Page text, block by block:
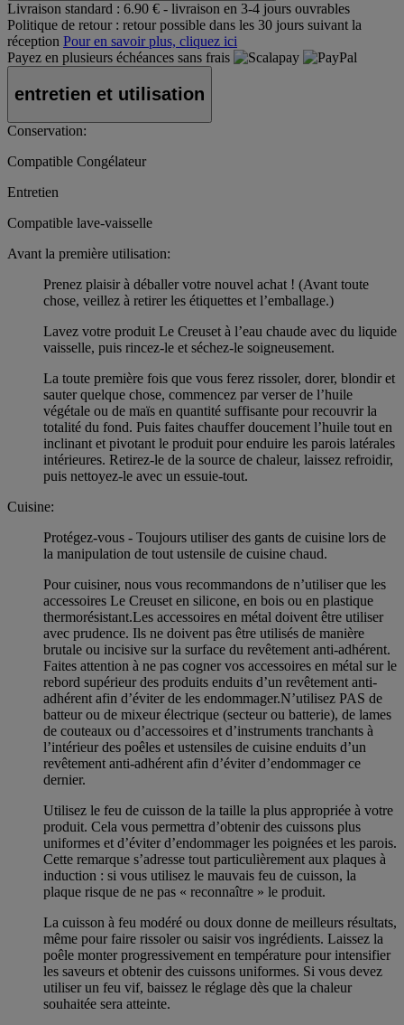
Livraison standard : 6.90 € - livraison en 3-4 jours ouvrables
Politique de retour : retour possible dans les 30 jours suivant la
réception Pour en savoir plus, cliquez ici
Payez en plusieurs échéances sans frais
entretien et utilisation
Conservation:
Compatible Congélateur
Entretien
Compatible lave-vaisselle
Avant la première utilisation:
Prenez plaisir à déballer votre nouvel achat ! (Avant toute
chose, veillez à retirer les étiquettes et l’emballage.)
Lavez votre produit Le Creuset à l’eau chaude avec du liquide
vaisselle, puis rincez-le et séchez-le soigneusement.
La toute première fois que vous ferez rissoler, dorer, blondir et
sauter quelque chose, commencez par verser de l’huile
végétale ou de maïs en quantité suffisante pour recouvrir la
totalité du fond. Puis faites chauffer doucement l’huile tout en
inclinant et pivotant le produit pour enduire les parois latérales
intérieures. Retirez-le de la source de chaleur, laissez refroidir,
puis nettoyez-le avec un essuie-tout.
Cuisine:
Protégez-vous - Toujours utiliser des gants de cuisine lors de
la manipulation de tout ustensile de cuisine chaud.
Pour cuisiner, nous vous recommandons de n’utiliser que les
accessoires Le Creuset en silicone, en bois ou en plastique
thermorésistant.Les accessoires en métal doivent être utiliser
avec prudence. Ils ne doivent pas être utilisés de manière
brutale ou incisive sur la surface du revêtement anti-adhérent.
Faites attention à ne pas cogner vos accessoires en métal sur le
rebord supérieur des produits enduits d’un revêtement anti-
adhérent afin d’éviter de les endommager.N’utilisez PAS de
batteur ou de mixeur électrique (secteur ou batterie), de lames
de couteaux ou d’accessoires et d’instruments tranchants à
l’intérieur des poêles et ustensiles de cuisine enduits d’un
revêtement anti-adhérent afin d’éviter d’endommager ce
dernier.
Utilisez le feu de cuisson de la taille la plus appropriée à votre
produit. Cela vous permettra d’obtenir des cuissons plus
uniformes et d’éviter d’endommager les poignées et les parois.
Cette remarque s’adresse tout particulièrement aux plaques à
induction : si vous utilisez le mauvais feu de cuisson, la
plaque risque de ne pas « reconnaître » le produit.
La cuisson à feu modéré ou doux donne de meilleurs résultats,
même pour faire rissoler ou saisir vos ingrédients. Laissez la
poêle monter progressivement en température pour intensifier
les saveurs et obtenir des cuissons uniformes. Si vous devez
utiliser un feu vif, baissez le réglage dès que la chaleur
souhaitée sera atteinte.